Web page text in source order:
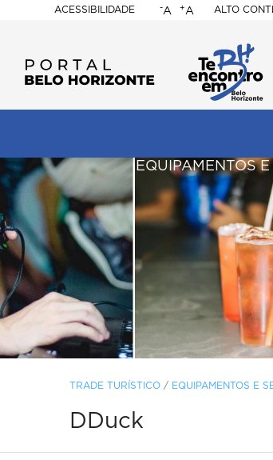
ACESSIBILIDADE
BELO
-A +A ALTO
EQUIPAMENTOS
TRADE TURÍSTICO / EQUIPAMENTOS E
DDuck